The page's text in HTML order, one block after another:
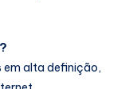
em alta definição,